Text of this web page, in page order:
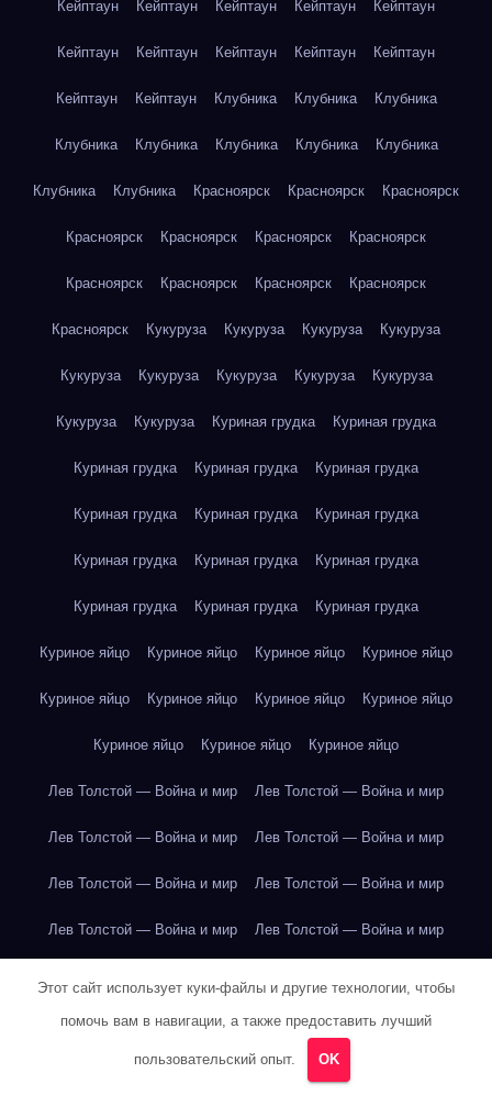
Кейптаун Кейптаун Кейптаун Кейптаун Кейптаун
Кейптаун Кейптаун Кейптаун Кейптаун Кейптаун
Кейптаун Кейптаун Клубника Клубника Клубника
Клубника Клубника Клубника Клубника Клубника
Клубника Клубника Красноярск Красноярск Красноярск
Красноярск Красноярск Красноярск Красноярск
Красноярск Красноярск Красноярск Красноярск
Красноярск Кукуруза Кукуруза Кукуруза Кукуруза
Кукуруза Кукуруза Кукуруза Кукуруза Кукуруза
Кукуруза Кукуруза Куриная грудка Куриная грудка
Куриная грудка Куриная грудка Куриная грудка
Куриная грудка Куриная грудка Куриная грудка
Куриная грудка Куриная грудка Куриная грудка
Куриная грудка Куриная грудка Куриная грудка
Куриное яйцо Куриное яйцо Куриное яйцо Куриное яйцо
Куриное яйцо Куриное яйцо Куриное яйцо Куриное яйцо
Куриное яйцо Куриное яйцо Куриное яйцо
Лев Толстой — Война и мир Лев Толстой — Война и мир
Лев Толстой — Война и мир Лев Толстой — Война и мир
Лев Толстой — Война и мир Лев Толстой — Война и мир
Лев Толстой — Война и мир Лев Толстой — Война и мир
Лев Толстой — Война и мир Лев Толстой — Война и мир
Лев Толстой — Война и мир Лев Толстой — Война и мир
Этот сайт использует куки-файлы и другие технологии, чтобы
помочь вам в навигации, а также предоставить лучший
пользовательский опыт. OK